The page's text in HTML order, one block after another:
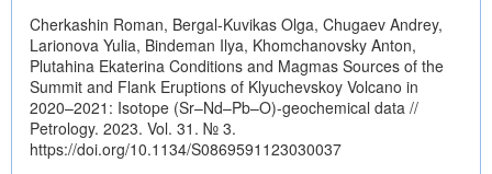
Cherkashin Roman, Bergal-Kuvikas Olga, Chugaev Andrey,
Larionova Yulia, Bindeman Ilya, Khomchanovsky Anton,
Plutahina Ekaterina Conditions and Magmas Sources of the
Summit and Flank Eruptions of Klyuchevskoy Volcano in
2020–2021: Isotope (Sr–Nd–Pb–O)-geochemical data //
Petrology. 2023. Vol. 31. № 3.
https://doi.org/10.1134/S0869591123030037